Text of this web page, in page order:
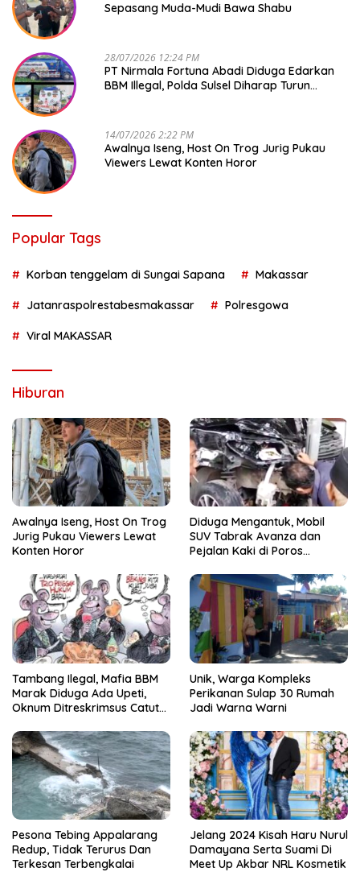
Sepasang Muda-Mudi Bawa Shabu
28/07/2026 12:24 PM
PT Nirmala Fortuna Abadi Diduga Edarkan
BBM Illegal, Polda Sulsel Diharap Turun
14/07/2026 2:22 PM
Awalnya Iseng, Host On Trog Jurig Pukau
Viewers Lewat Konten Horor
Popular Tags
Korban tenggelam di Sungai Sapana Makassar
Jatanraspolrestabesmakassar Polresgowa
Viral MAKASSAR
Hiburan
Awalnya Iseng, Host On Trog
Jurig Pukau Viewers Lewat
Konten Horor
Diduga Mengantuk, Mobil
SUV Tabrak Avanza dan
Pejalan Kaki di Poros
Tambang Ilegal, Mafia BBM
Marak Diduga Ada Upeti,
Oknum Ditreskrimsus Catut
Unik, Warga Kompleks
Perikanan Sulap 30 Rumah
Jadi Warna Warni
Pesona Tebing Appalarang
Redup, Tidak Terurus Dan
Terkesan Terbengkalai
Jelang 2024 Kisah Haru Nurul
Damayana Serta Suami Di
Meet Up Akbar NRL Kosmetik